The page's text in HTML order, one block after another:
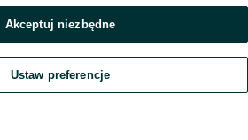
Dodaj Czat Konto
Akceptuj niezbędne
Ustaw preferencje